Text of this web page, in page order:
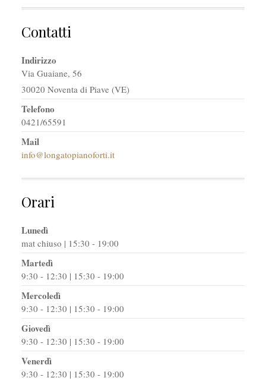
Contatti
Indirizzo
Via Guaiane, 56
30020 Noventa di Piave (VE)
Telefono
0421/65591
Mail
info@longatopianoforti.it
Orari
Lunedì
mat chiuso | 15:30 - 19:00
Martedì
9:30 - 12:30 | 15:30 - 19:00
Mercoledì
9:30 - 12:30 | 15:30 - 19:00
Giovedì
9:30 - 12:30 | 15:30 - 19:00
Venerdì
9:30 - 12:30 | 15:30 - 19:00